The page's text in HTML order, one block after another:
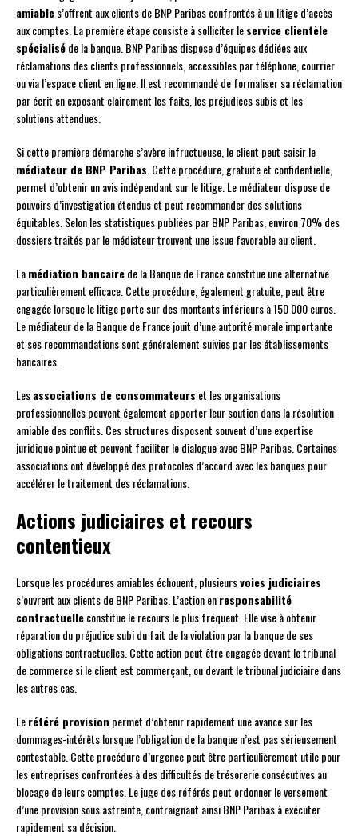
amiables’offrent aux clients de BNP Paribas confrontés à un litige d’accès
aux comptes. La première étape consiste à solliciter leservice clientèle
spécialiséde la banque. BNP Paribas dispose d’équipes dédiées aux
réclamations des clients professionnels, accessibles par téléphone, courrier
ou via l’espace client en ligne. Il est recommandé de formaliser sa réclamation
par écrit en exposant clairement les faits, les préjudices subis et les
solutions attendues.
Si cette première démarche s’avère infructueuse, le client peut saisir le
médiateur de BNP Paribas . Cette procédure, gratuite et confidentielle,
permet d’obtenir un avis indépendant sur le litige. Le médiateur dispose de
pouvoirs d’investigation étendus et peut recommander des solutions
équitables. Selon les statistiques publiées par BNP Paribas, environ 70% des
dossiers traités par le médiateur trouvent une issue favorable au client.
Lamédiation bancairede la Banque de France constitue une alternative
particulièrement efficace. Cette procédure, également gratuite, peut être
engagée lorsque le litige porte sur des montants inférieurs à 150 000 euros.
Le médiateur de la Banque de France jouit d’une autorité morale importante
et ses recommandations sont généralement suivies par les établissements
bancaires.
Lesassociations de consommateurs et les organisations
professionnelles peuvent également apporter leur soutien dans la résolution
amiable des conflits. Ces structures disposent souvent d’une expertise
juridique pointue et peuvent faciliter le dialogue avec BNP Paribas. Certaines
associations ont développé des protocoles d’accord avec les banques pour
accélérer le traitement des réclamations.
Actions judiciaires et recours
contentieux
Lorsque les procédures amiables échouent, plusieursvoies judiciaires
s’ouvrent aux clients de BNP Paribas. L’action enresponsabilité
contractuelleconstitue le recours le plus fréquent. Elle vise à obtenir
réparation du préjudice subi du fait de la violation par la banque de ses
obligations contractuelles. Cette action peut être engagée devant le tribunal
de commerce si le client est commerçant, ou devant le tribunal judiciaire dans
les autres cas.
Leréféré provision permet d’obtenir rapidement une avance sur les
dommages-intérêts lorsque l’obligation de la banque n’est pas sérieusement
contestable. Cette procédure d’urgence peut être particulièrement utile pour
les entreprises confrontées à des difficultés de trésorerie consécutives au
blocage de leurs comptes. Le juge des référés peut ordonner le versement
d’une provision sous astreinte, contraignant ainsi BNP Paribas à exécuter
rapidement sa décision.